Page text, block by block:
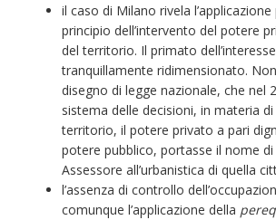
il caso di Milano rivela
principio dell’intervento del potere
del territorio. Il primato
tranquillamente ridimensionato.
disegno di legge nazionale, che nel
sistema delle decisioni, in materia
territorio, il potere privato a pari
potere pubblico, portasse il nome di
Assessore all’urbanistica di quella
l’assenza di controllo
comunque l’applicazione della